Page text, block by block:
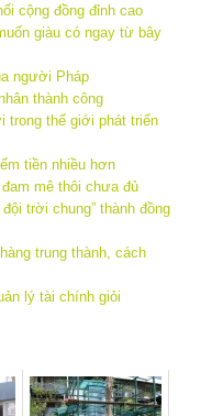
cộng đồng đỉnh cao
giàu có ngay từ bây
người Pháp
thành công
trong thế giới phát triển
tiền nhiều hơn
mê thôi chưa đủ
đội trời chung” thành đồng
trung thành, cách
lý tài chính giỏi